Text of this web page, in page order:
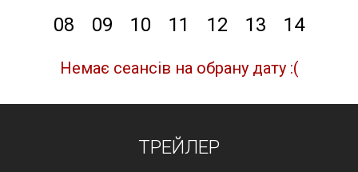
08
09 10 11 12 13 14
Немає сеансів на обрану дату :(
ТРЕЙЛЕР